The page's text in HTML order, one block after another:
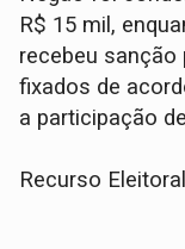
R$ 15 mil,
recebeu sanção
fixados de
a participação
Recurso